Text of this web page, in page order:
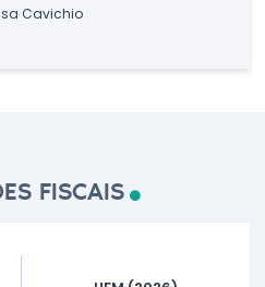
Cavichio
FISCAIS